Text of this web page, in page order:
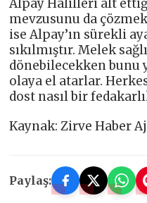
Alpay Halilleri alt
mevzusunu da
ise Alpay’ın sürekli
sıkılmıştır. Melek
dönebilecekken bunu
olaya el atarlar.
dost nasıl bir
Kaynak: Zirve Haber
Paylaş: